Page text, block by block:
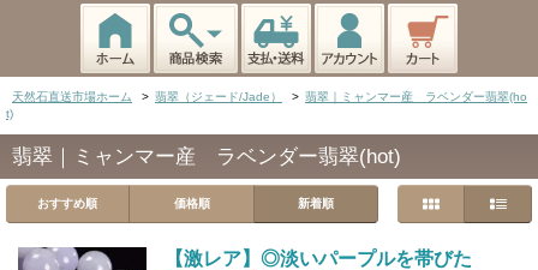
天然石直送市場ホーム > 翡翠（ジェード/Jade） > 翡翠｜ミャンマー産 ラベンダー翡翠(ho
t)
翡翠｜ミャンマー産 ラベンダー翡翠(hot)
おすすめ順 価格順 新着順
【激レア】◎淡いパープルを帯びた